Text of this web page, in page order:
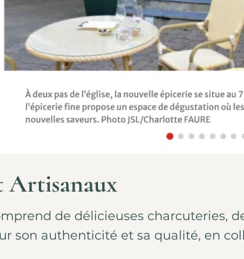
Artisanaux
de délicieuses charcuteries,
son authenticité et sa qualité, en